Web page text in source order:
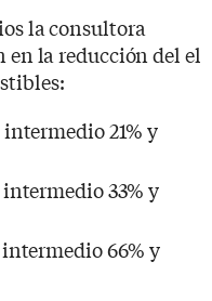
la consultora
la reducción del el
21% y
33% y
66% y